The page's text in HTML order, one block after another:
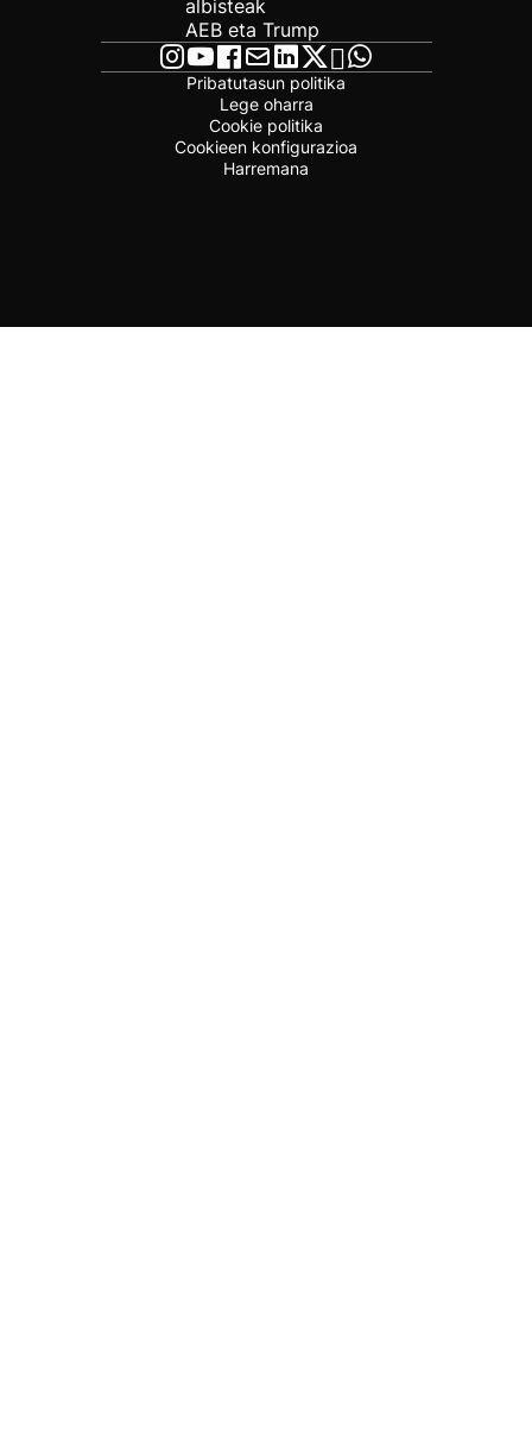
albisteak
AEB eta Trump
Pribatutasun politika
Lege oharra
Cookie politika
Cookieen konfigurazioa
Harremana